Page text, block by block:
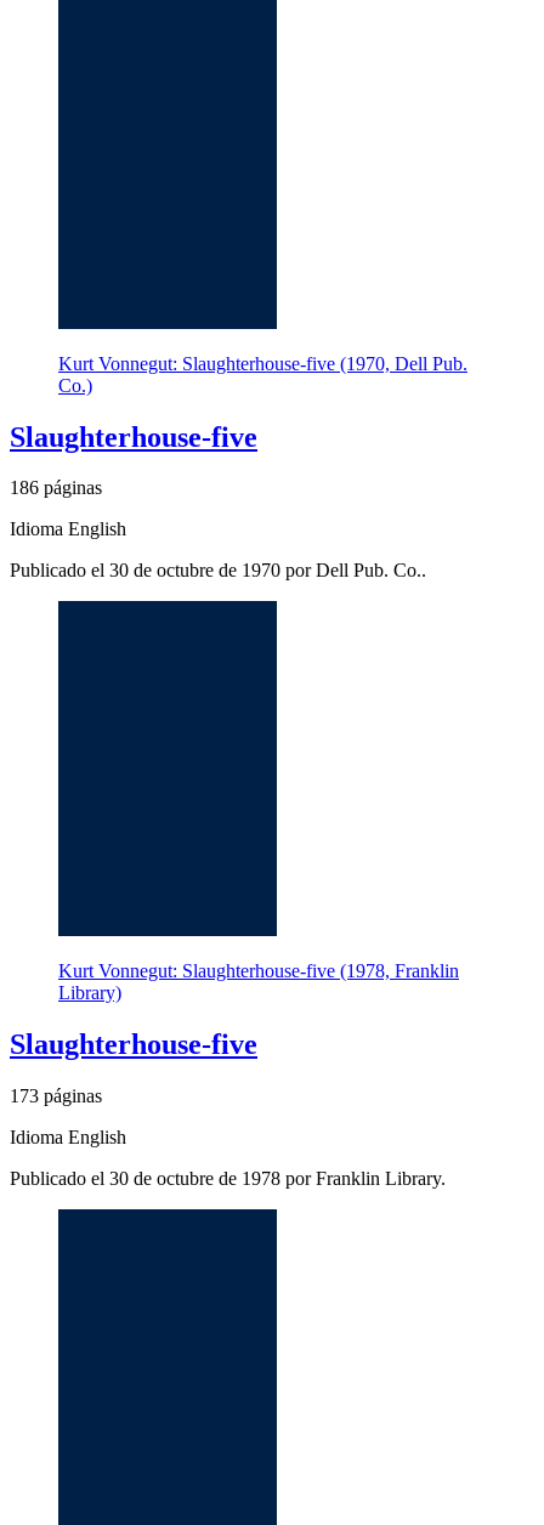
Kurt Vonnegut: Slaughterhouse-five (1970, Dell Pub.
Co.)
Slaughterhouse-five
186 páginas
Idioma English
Publicado el 30 de octubre de 1970 por Dell Pub. Co..
Kurt Vonnegut: Slaughterhouse-five (1978, Franklin
Library)
Slaughterhouse-five
173 páginas
Idioma English
Publicado el 30 de octubre de 1978 por Franklin Library.